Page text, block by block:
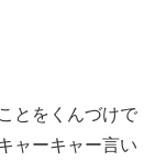
とをくんづけで
ャーキャー言い